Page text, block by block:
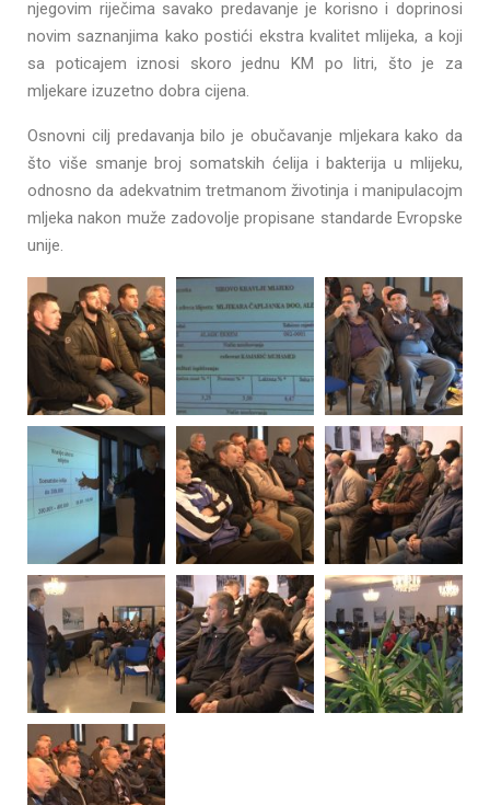
njegovim riječima savako predavanje je korisno i doprinosi
novim saznanjima kako postići ekstra kvalitet mlijeka, a koji
sa poticajem iznosi skoro jednu KM po litri, što je za
mljekare izuzetno dobra cijena.
Osnovni cilj predavanja bilo je obučavanje mljekara kako da
što više smanje broj somatskih ćelija i bakterija u mlijeku,
odnosno da adekvatnim tretmanom životinja i manipulacojm
mljeka nakon muže zadovolje propisane standarde Evropske
unije.